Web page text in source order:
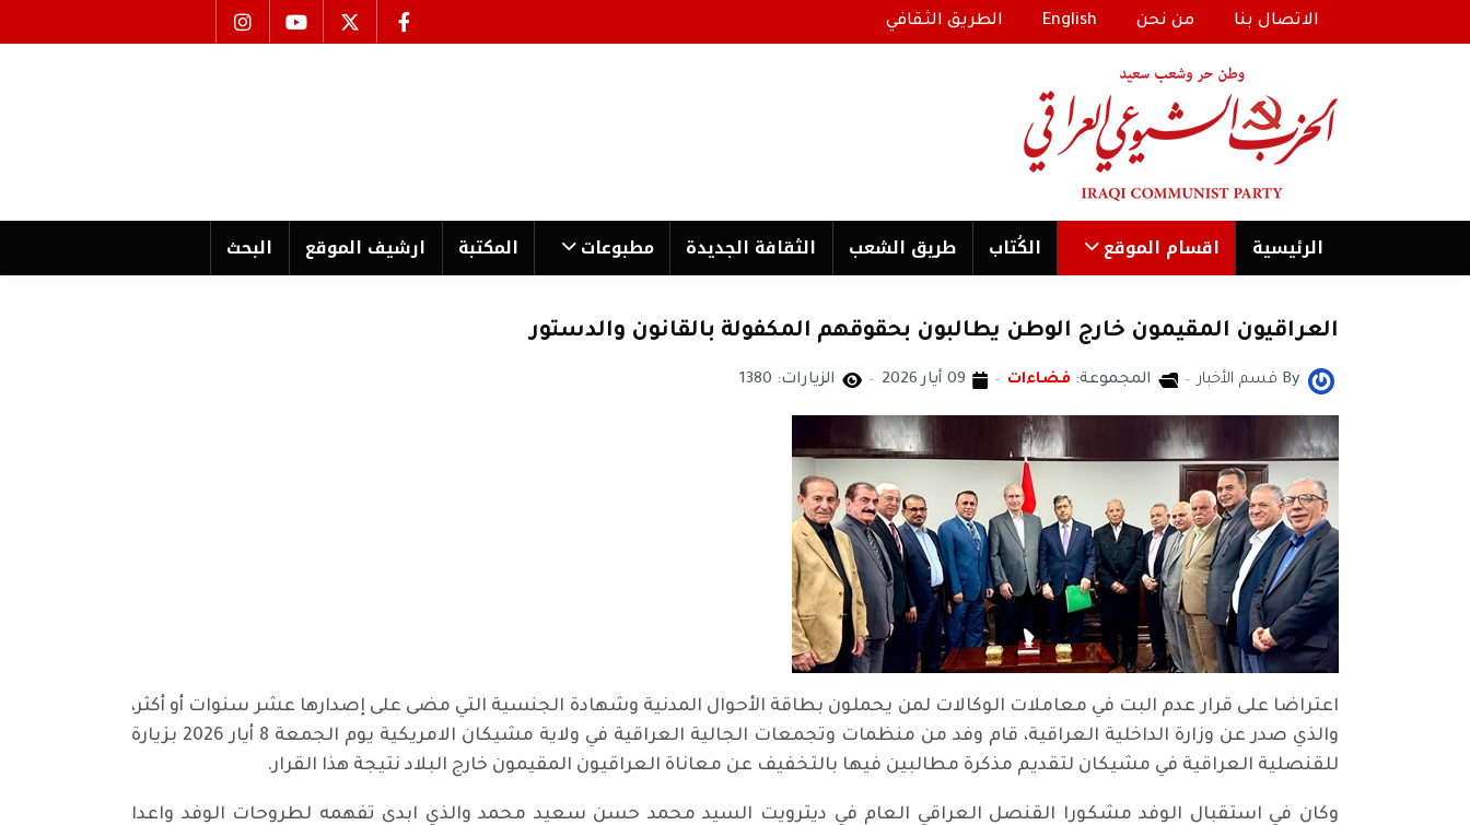
الاتصال بنا من نحن English الطريق الثقافي
الرئیسية اقسام الموقع الكُتاب طریق الشعب الثقافة الجدیدة مطبوعات المكتبة ارشیف الموقع البحث
العراقيون المقيمون خارج الوطن يطالبون بحقوقهم المكفولة بالقانون والدستور
By قسم الأخبار المجموعة: فضاءات 09 أيار 2026 الزيارات: 1380
اعتراضا على قرار عدم البت في معاملات الوكالات لمن يحملون بطاقة الأحوال المدنية وشهادة الجنسية التي مضى على إصدارها عشر سنوات أو أكثر،
والذي صدر عن وزارة الداخلية العراقية، قام وفد من منظمات وتجمعات الجالية العراقية في ولاية مشيكان الامريكية يوم الجمعة 8 أيار 2026 بزيارة
للقنصلية العراقية في مشيكان لتقديم مذكرة مطالبين فيها بالتخفيف عن معاناة العراقيون المقيمون خارج البلاد نتيجة هذا القرار.
وكان في استقبال الوفد مشكورا القنصل العراقي العام في ديترويت السيد محمد حسن سعيد محمد والذي ابدى تفهمه لطروحات الوفد واعدا